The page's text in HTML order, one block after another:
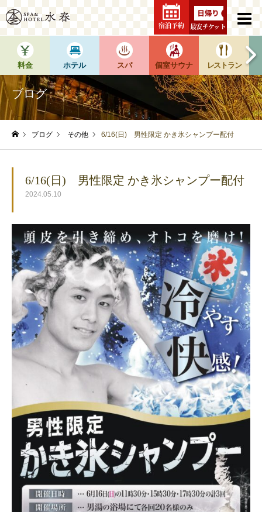
最安チケット
宿泊予約
料金 ホテル スパ 個室サウナ レストラン
ブログ
ブログ その他 6/16(日) 男性限定 かき氷シャンプー配付
6/16(日) 男性限定 かき氷シャンプー配付
2024.05.10